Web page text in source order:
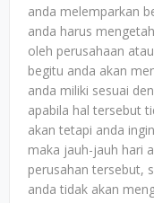
anda melemparkan
anda harus
oleh perusahaan
begitu anda akan
anda miliki sesuai
apabila hal tersebut
akan tetapi anda
maka jauh-jauh hari
perusahan tersebut,
anda tidak akan